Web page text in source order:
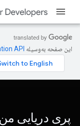
این صفحه به‌وسیله
پری دریایی